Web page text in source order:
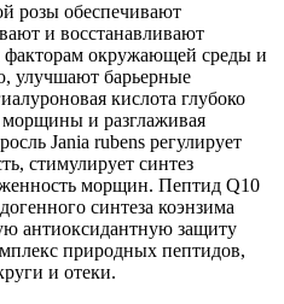
розы обеспечивают
и восстанавливают
факторам окружающей среды и
улучшают барьерные
кислота глубоко
морщины и разглаживая
Jania rubens регулирует
стимулирует синтез
морщин. Пептид Q10
синтеза коэнзима
антиоксидантную защиту
природных пептидов,
и отеки.